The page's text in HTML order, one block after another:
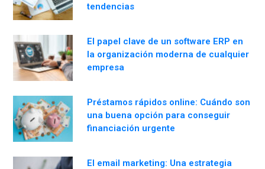
tendencias
El papel clave de un software ERP en
la organización moderna de cualquier
empresa
Préstamos rápidos online: Cuándo son
una buena opción para conseguir
financiación urgente
El email marketing: Una estrategia